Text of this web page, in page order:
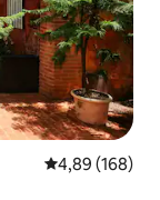
Gemiddelde
4,89 (168)